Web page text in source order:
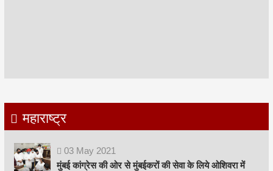
महाराष्ट्र
03 May 2021
मुंबई कांग्रेस की ओर से मुंबईकरों की सेवा के लिये ओशिवरा में